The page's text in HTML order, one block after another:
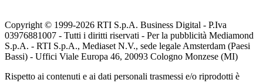
Copyright © 1999-2026 RTI S.p.A. Business Digital - P.Iva
03976881007 - Tutti i diritti riservati - Per la pubblicità Mediamond
S.p.A. - RTI S.p.A., Mediaset N.V., sede legale Amsterdam (Paesi
Bassi) - Uffici Viale Europa 46, 20093 Cologno Monzese (MI)
Rispetto ai contenuti e ai dati personali trasmessi e/o riprodotti è